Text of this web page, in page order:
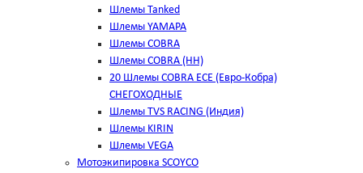
Шлемы Tanked
Шлемы YAMAPA
Шлемы COBRA
Шлемы COBRA (HH)
20 Шлемы COBRA ECE (Евро-Кобра)
СНЕГОХОДНЫЕ
Шлемы TVS RACING (Индия)
Шлемы KIRIN
Шлемы VEGA
Мотоэкипировка SCOYCO